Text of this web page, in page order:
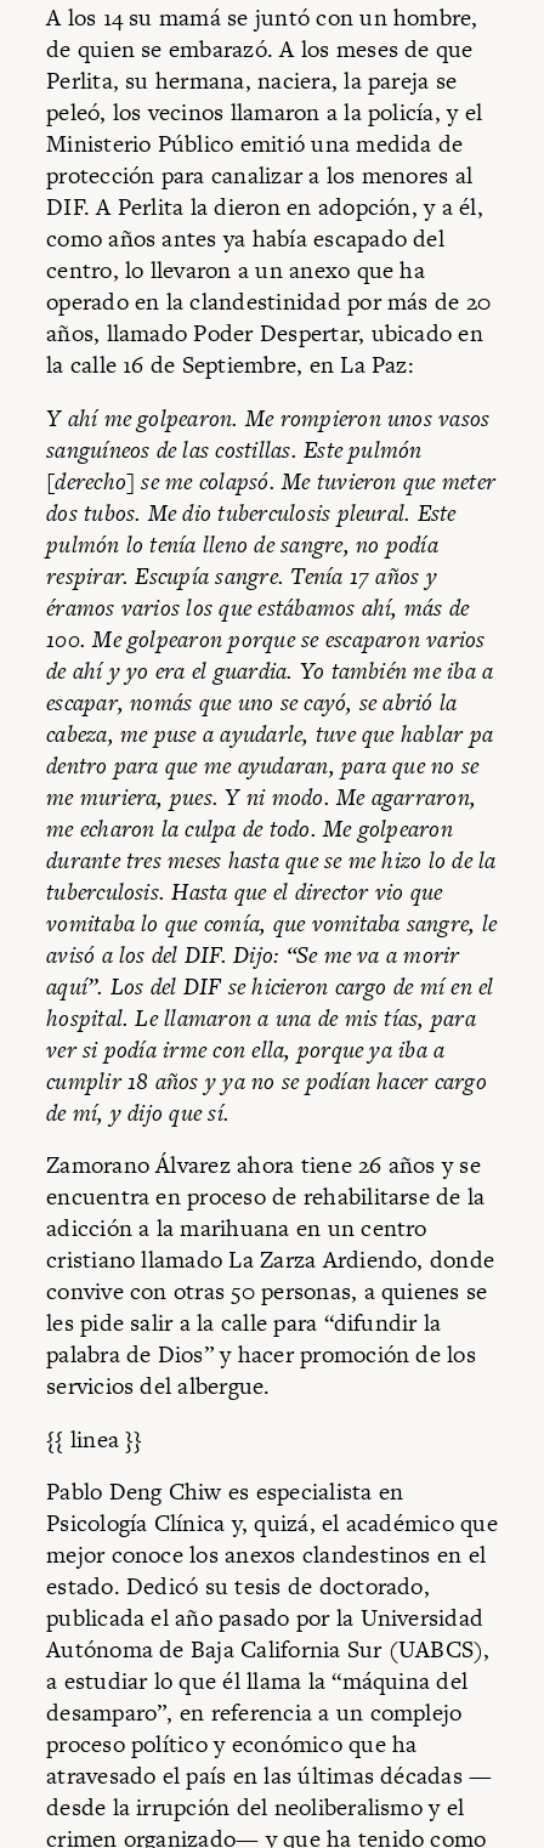
A los 14 su mamá se juntó con un hombre,
de quien se embarazó. A los meses de que
Perlita, su hermana, naciera, la pareja se
peleó, los vecinos llamaron a la policía, y el
Ministerio Público emitió una medida de
protección para canalizar a los menores al
DIF. A Perlita la dieron en adopción, y a él,
como años antes ya había escapado del
centro, lo llevaron a un anexo que ha
operado en la clandestinidad por más de 20
años, llamado Poder Despertar, ubicado en
la calle 16 de Septiembre, en La Paz:
Y ahí me golpearon. Me rompieron unos vasos
sanguíneos de las costillas. Este pulmón
[derecho] se me colapsó. Me tuvieron que meter
dos tubos. Me dio tuberculosis pleural. Este
pulmón lo tenía lleno de sangre, no podía
respirar. Escupía sangre. Tenía 17 años y
éramos varios los que estábamos ahí, más de
100. Me golpearon porque se escaparon varios
de ahí y yo era el guardia. Yo también me iba a
escapar, nomás que uno se cayó, se abrió la
cabeza, me puse a ayudarle, tuve que hablar pa
dentro para que me ayudaran, para que no se
me muriera, pues. Y ni modo. Me agarraron,
me echaron la culpa de todo. Me golpearon
durante tres meses hasta que se me hizo lo de la
tuberculosis. Hasta que el director vio que
vomitaba lo que comía, que vomitaba sangre, le
avisó a los del DIF. Dijo: “Se me va a morir
aquí”. Los del DIF se hicieron cargo de mí en el
hospital. Le llamaron a una de mis tías, para
ver si podía irme con ella, porque ya iba a
cumplir 18 años y ya no se podían hacer cargo
de mí, y dijo que sí.
Zamorano Álvarez ahora tiene 26 años y se
encuentra en proceso de rehabilitarse de la
adicción a la marihuana en un centro
cristiano llamado La Zarza Ardiendo, donde
convive con otras 50 personas, a quienes se
les pide salir a la calle para “difundir la
palabra de Dios” y hacer promoción de los
servicios del albergue.
{{ linea }}
Pablo Deng Chiw es especialista en
Psicología Clínica y, quizá, el académico que
mejor conoce los anexos clandestinos en el
estado. Dedicó su tesis de doctorado,
publicada el año pasado por la Universidad
Autónoma de Baja California Sur (UABCS),
a estudiar lo que él llama la “máquina del
desamparo”, en referencia a un complejo
proceso político y económico que ha
atravesado el país en las últimas décadas —
desde la irrupción del neoliberalismo y el
crimen organizado— y que ha tenido como